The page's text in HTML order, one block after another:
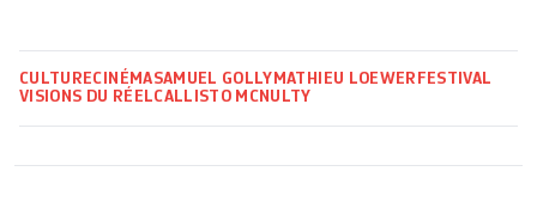
CULTURECINÉMASAMUEL GOLLY MATHIEU LOEWER FESTIVAL
VISIONS DU RÉELCALLISTO MCNULTY